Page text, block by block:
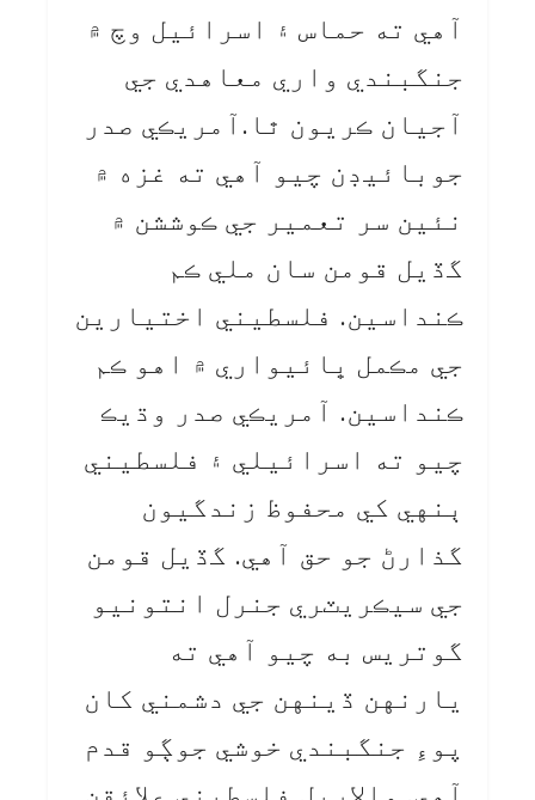
آهي ته حماس ۽ اسرائيل وچ ۾
جنگبندي واري معاهدي جي
آجيان ڪريون ٿا.آمريڪي صدر
جوبائيڊن چيو آهي ته غزه ۾
نئين سر تعمير جي ڪوششن ۾
گڏيل قومن سان ملي ڪم
ڪنداسين. فلسطيني اختيارين
جي مڪمل ڀائيواري ۾ اهو ڪم
ڪنداسين. آمريڪي صدر وڌيڪ
چيو ته اسرائيلي ۽ فلسطيني
ٻنهي کي محفوظ زندگيون
گذارڻ جو حق آهي. گڏيل قومن
جي سيڪريٽري جنرل انتونيو
گوتريس به چيو آهي ته
يارنهن ڏينهن جي دشمني کان
پوءِ جنگبندي خوشي جوڳو قدم